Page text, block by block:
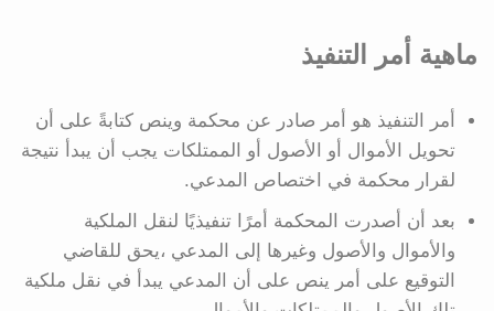
ماهية أمر التنفيذ
أمر التنفيذ هو أمر صادر عن محكمة وينص كتابةً على أن
تحويل الأموال أو الأصول أو الممتلكات يجب أن يبدأ نتيجة
لقرار محكمة في اختصاص المدعي.
بعد أن أصدرت المحكمة أمرًا تنفيذيًا لنقل الملكية
والأموال والأصول وغيرها إلى المدعي ،يحق للقاضي
التوقيع على أمر ينص على أن المدعي يبدأ في نقل ملكية